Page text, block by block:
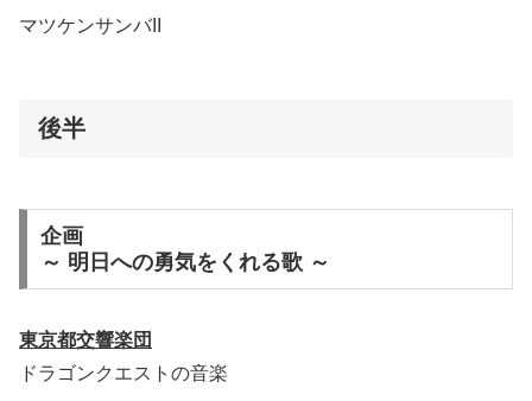
マツケンサンバII
後半
企画
～ 明日への勇気をくれる歌 ～
東京都交響楽団
ドラゴンクエストの音楽